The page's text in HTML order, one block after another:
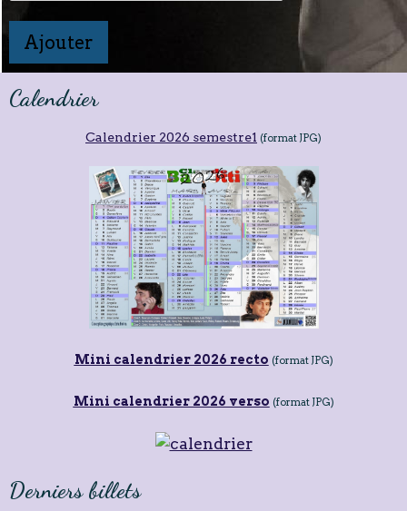
Ajouter
Calendrier
Calendrier 2026 semestre1 (format JPG)
Mini calendrier 2026 recto (format JPG)
Mini calendrier 2026 verso (format JPG)
Derniers billets